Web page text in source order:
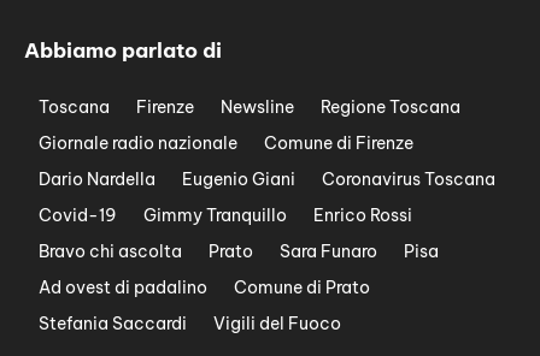
Abbiamo parlato di
Toscana Firenze Newsline
Regione Toscana
Giornale radio nazionale
Comune di Firenze
Dario Nardella
Eugenio Giani
Coronavirus Toscana
Covid-19
Gimmy Tranquillo
Enrico Rossi
Bravo chi ascolta
Prato Sara Funaro
Pisa
Ad ovest di padalino
Comune di Prato
Stefania Saccardi
Vigili del Fuoco